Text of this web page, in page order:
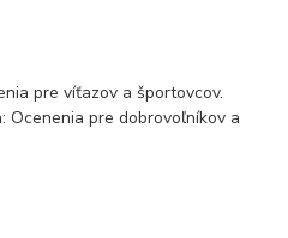
pre víťazov a športovcov.
: Ocenenia pre dobrovoľníkov a